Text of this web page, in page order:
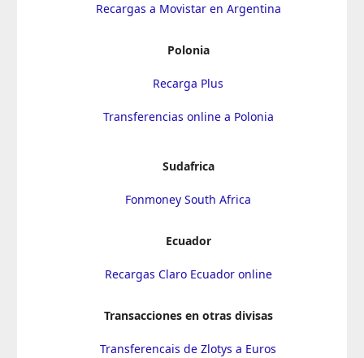
Recargas a Movistar en Argentina
Polonia
Recarga Plus
Transferencias online a Polonia
Sudafrica
Fonmoney South Africa
Ecuador
Recargas Claro Ecuador online
Transacciones en otras divisas
Transferencais de Zlotys a Euros